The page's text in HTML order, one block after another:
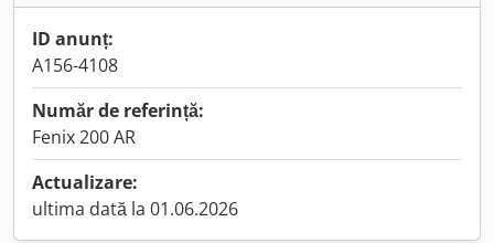
ID anunț:
A156-4108
Număr de referință:
Fenix 200 AR
Actualizare:
ultima dată la 01.06.2026